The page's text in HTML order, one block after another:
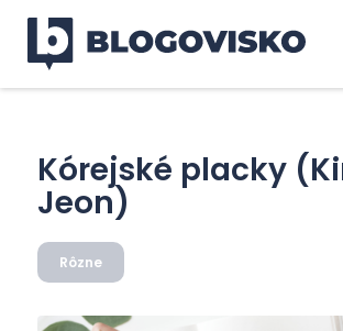
Kórejské placky
Jeon)
Rôzne